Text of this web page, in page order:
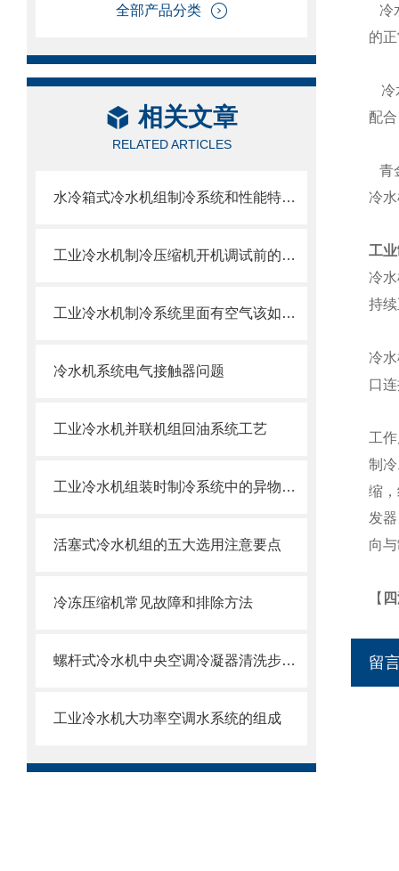
全部产品分类
相关文章
RELATED ARTICLES
水冷箱式冷水机组制冷系统和性能特点介绍
工业冷水机制冷压缩机开机调试前的准备
工业冷水机制冷系统里面有空气该如何处理
冷水机系统电气接触器问题
工业冷水机并联机组回油系统工艺
工业冷水机组装时制冷系统中的异物注意排除
活塞式冷水机组的五大选用注意要点
冷冻压缩机常见故障和排除方法
螺杆式冷水机中央空调冷凝器清洗步骤和注意事项
工业冷水机大功率空调水系统的组成
冷
的
冷
配
青
冷
工
冷
持
冷
口
工
制
缩
发
向
【
留